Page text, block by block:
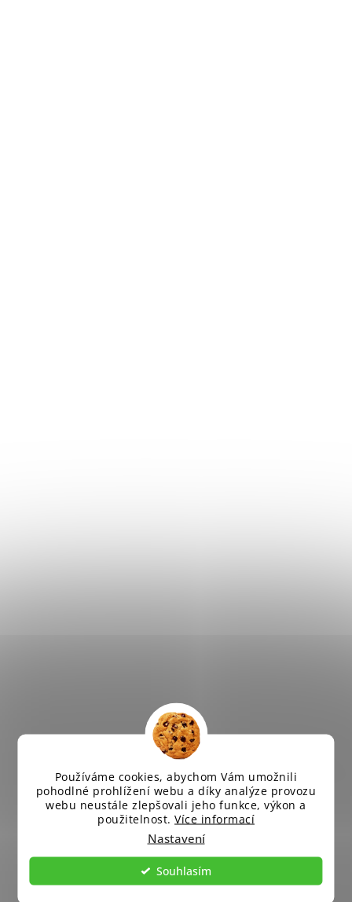
Používáme cookies, abychom Vám umožnili
pohodlné prohlížení webu a díky analýze provozu
webu neustále zlepšovali jeho funkce, výkon a
použitelnost. Více informací
Nastavení
Souhlasím